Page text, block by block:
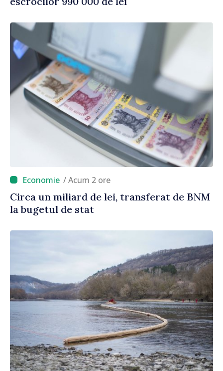
/ Acum 2 ore
Circa un miliard de lei, transferat de BNM
la bugetul de stat